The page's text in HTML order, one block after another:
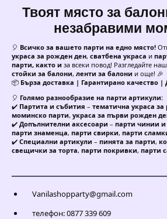
Твоят място за
незабравими
🎈 Всичко за вашето парти на едно място!
украса за рожден ден, сватбена украса и
парти, както и за всеки повод! Разгледайте
стойки за балони, ленти за балони и още! 🎉
📦 Бърза доставка | Гарантирано качество
🎈 Голямо разнообразие на парти артикули:
✔️ Партита и събития – тематична украса
моминско парти, украса за първи рожден
✔️ Допълнителни аксесоари – парти чинии
парти знаменца, парти свирки, парти
✔️ Специални артикули – пинята за парти,
свещички за торта, парти покривки, парти
Vanilashopparty@gmail.com
телефон: 0877 339 609